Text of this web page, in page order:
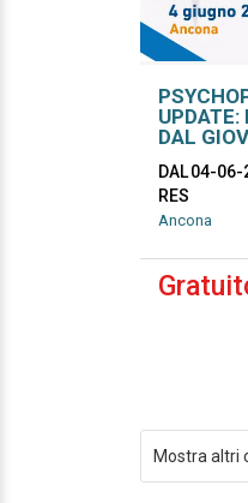
DAL
DAL 04-06-
RES
Ancona
Mostra altri